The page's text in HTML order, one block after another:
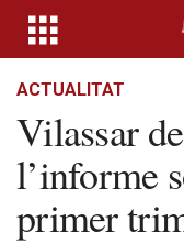
ACTUALITAT
Vilassar
l’informe
primer